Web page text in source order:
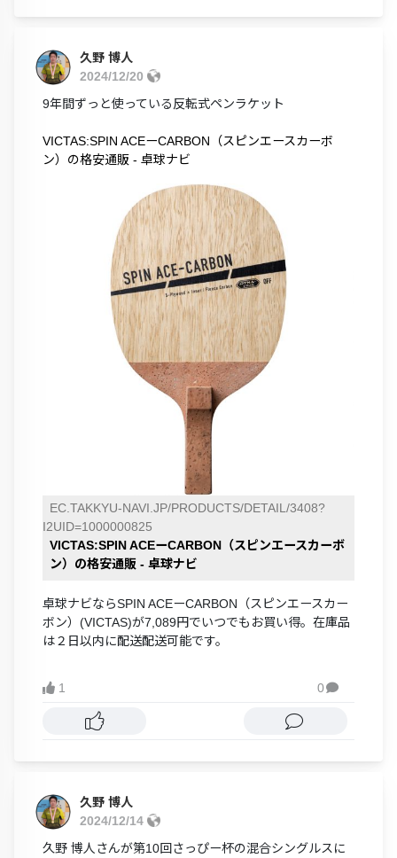
久野 博人
2024/12/20
9年間ずっと使っている反転式ペンラケット
VICTAS:SPIN ACEーCARBON（スピンエースカーボ
ン）の格安通販 - 卓球ナビ
EC.TAKKYU-NAVI.JP/PRODUCTS/DETAIL/3408?
I2UID=1000000825
VICTAS:SPIN ACEーCARBON（スピンエースカーボ
ン）の格安通販 - 卓球ナビ
卓球ナビならSPIN ACEーCARBON（スピンエースカー
ボン）(VICTAS)が7,089円でいつでもお買い得。在庫品
は２日以内に配送配送可能です。
1 0
久野 博人
2024/12/14
久野 博人さんが第10回さっぴー杯の混合シングルスに